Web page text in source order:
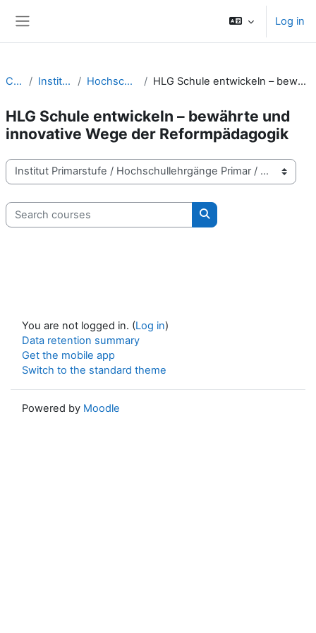
Log in
Courses Institut Primarstufe Hochschullehrgänge Primar HLG Schule entwickeln – bewährte und innovative Wege der Reformpädagogik
HLG Schule entwickeln – bewährte und
innovative Wege der Reformpädagogik
Course categories
Search courses
Search courses
You are not logged in. (Log in)
Data retention summary
Get the mobile app
Switch to the standard theme
Powered by Moodle